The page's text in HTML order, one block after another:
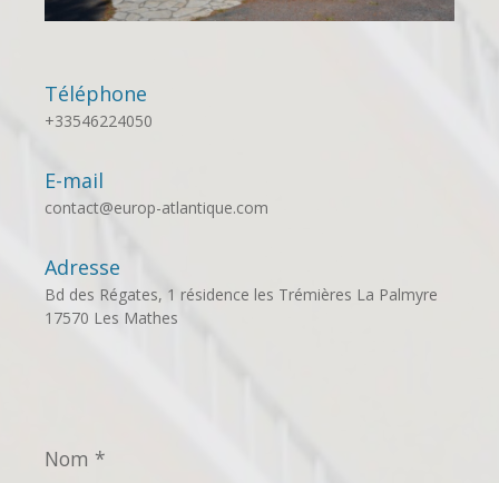
Téléphone
+33546224050
E-mail
contact@europ-atlantique.com
Adresse
Bd des Régates, 1 résidence les Trémières La Palmyre
17570 Les Mathes
*